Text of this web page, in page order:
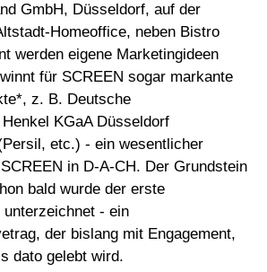
GmbH, Düsseldorf, auf der
Homeoffice, neben Bistro
werden eigene Marketingideen
für SCREEN sogar markante
z. B. Deutsche
KGaA Düsseldorf
etc.) - ein wesentlicher
in D-A-CH. Der Grundstein
bald wurde der erste
- ein
der bislang mit Engagement,
dato gelebt wird.